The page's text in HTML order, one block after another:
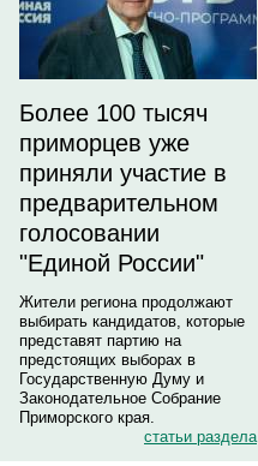
Более 100 тысяч
приморцев уже
приняли участие в
предварительном
голосовании
"Единой России"
Жители региона продолжают
выбирать кандидатов, которые
представят партию на
предстоящих выборах в
Государственную Думу и
Законодательное Собрание
Приморского края.
статьи раздела